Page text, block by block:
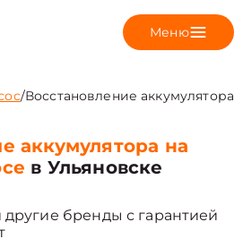
Меню
/Восстановление аккумулятора
аккумулятора на
в Ульяновске
другие бренды с гарантией